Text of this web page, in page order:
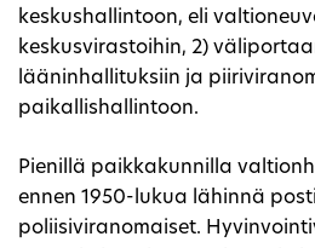
keskushallintoon, eli
keskusvirastoihin, 2)
lääninhallituksiin ja
paikallishallintoon.
Pienillä paikkakunnilla
ennen 1950-lukua lähinnä
poliisiviranomaiset.